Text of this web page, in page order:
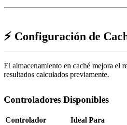
⚡ Configuración de
El almacenamiento en caché mejora el
resultados calculados previamente.
Controladores Disponibles
Controlador Ideal Para